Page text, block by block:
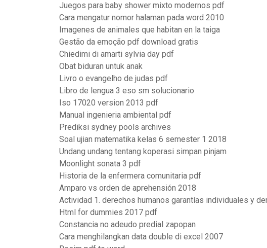
Juegos para baby shower mixto modernos pdf
Cara mengatur nomor halaman pada word 2010
Imagenes de animales que habitan en la taiga
Gestão da emoção pdf download gratis
Chiedimi di amarti sylvia day pdf
Obat biduran untuk anak
Livro o evangelho de judas pdf
Libro de lengua 3 eso sm solucionario
Iso 17020 version 2013 pdf
Manual ingenieria ambiental pdf
Prediksi sydney pools archives
Soal ujian matematika kelas 6 semester 1 2018
Undang undang tentang koperasi simpan pinjam
Moonlight sonata 3 pdf
Historia de la enfermera comunitaria pdf
Amparo vs orden de aprehensión 2018
Actividad 1. derechos humanos garantías individuales y
Html for dummies 2017 pdf
Constancia no adeudo predial zapopan
Cara menghilangkan data double di excel 2007